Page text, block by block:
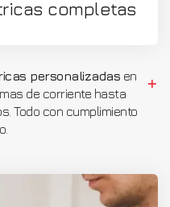
completas
personalizadas en
de corriente hasta
Todo con cumplimiento